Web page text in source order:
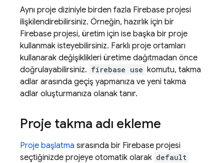
Aynı proje diziniyle birden fazla Firebase projesi
ilişkilendirebilirsiniz. Örneğin, hazırlık için bir
Firebase projesi, üretim için ise başka bir proje
kullanmak isteyebilirsiniz. Farklı proje ortamları
kullanarak değişiklikleri üretime dağıtmadan önce
doğrulayabilirsiniz. firebase use komutu, takma
adlar arasında geçiş yapmanıza ve yeni takma
adlar oluşturmanıza olanak tanır.
Proje takma adı ekleme
Proje başlatma sırasında bir Firebase projesi
seçtiğinizde projeye otomatik olarak default